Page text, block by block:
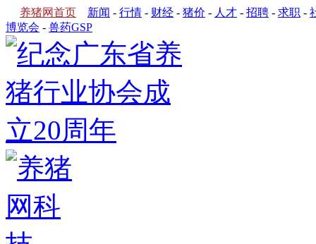
养猪网首页 新闻 - 行情 - 财经 - 猪价 - 人才 - 招聘 - 求职 -
博览会 - 兽药GSP